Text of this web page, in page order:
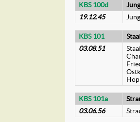
KBS 100d
19.12.45
KBS 101
03.08.51
KBS 101a
03.06.56